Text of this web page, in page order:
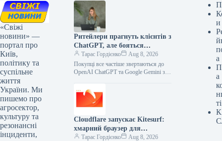
«Свіжі
новини» —
портал про
Київ,
політику та
суспільне
життя
України. Ми
пишемо про
агросектор,
культуру та
резонансні
інциденти,
Ритейлери прагнуть клієнтів з
ChatGPT, але бояться
ділитися даними з OpenAI
Тарас Гордієнко
Aug 8, 2026
Покупці все частіше звертаються до
OpenAI ChatGPT та Google Gemini за
Роздрібні продавці прагнуть потрапити
до…
Cloudflare запускає Kitesurf:
хмарний браузер для
ефективної роботи ШІ-агентів
Тарас Гордієнко Aug 8, 2026
и
а
а
ті